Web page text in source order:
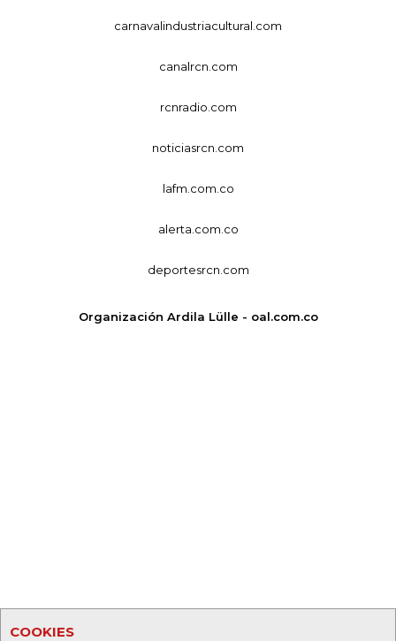
COOKIES
carnavalindustriacultural.com
canalrcn.com
rcnradio.com
noticiasrcn.com
lafm.com.co
alerta.com.co
deportesrcn.com
Organización Ardila Lülle - oal.com.co